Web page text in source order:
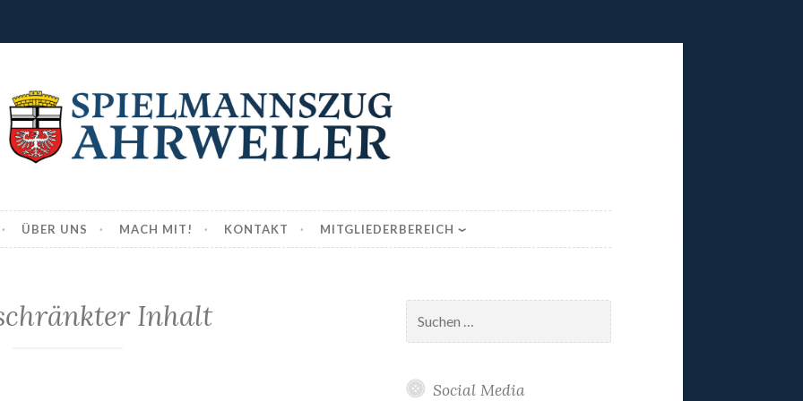
Ahrweiler e.V.
ÜBER UNS MACH MIT! KONTAKT MITGLIEDERBEREICH
Inhalt
nach:
Social Media